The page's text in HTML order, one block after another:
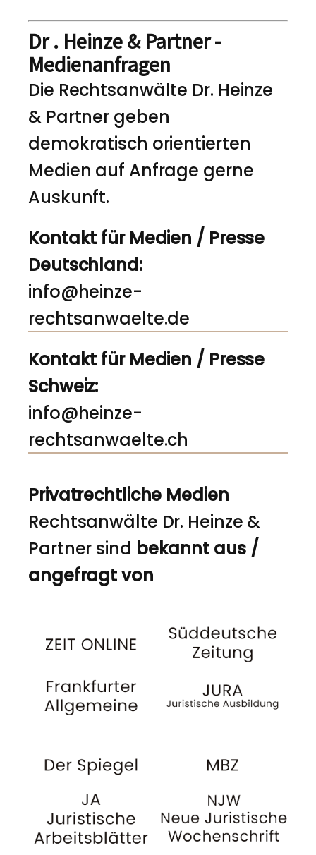
Dr . Heinze & Partner -
Medienanfragen
Die Rechtsanwälte Dr. Heinze
& Partner geben
demokratisch orientierten
Medien auf Anfrage gerne
Auskunft.
Kontakt für Medien / Presse
Deutschland:
info@heinze-
rechtsanwaelte.de
Kontakt für Medien / Presse
Schweiz:
info@heinze-
rechtsanwaelte.ch
Privatrechtliche Medien
Rechtsanwälte Dr. Heinze &
Partner sind bekannt aus /
angefragt von